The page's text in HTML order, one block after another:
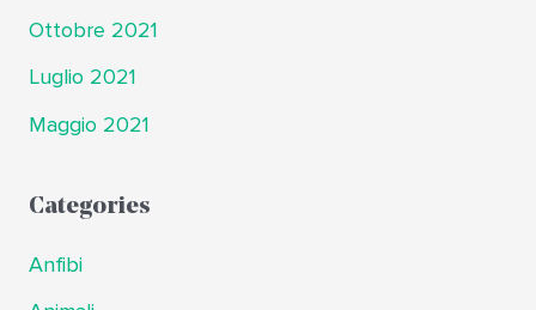
Ottobre 2021
Luglio 2021
Maggio 2021
Categories
Anfibi